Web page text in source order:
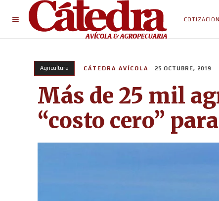
Agricultura CÁTEDRA AVÍCOLA 25 OCTUBRE, 2019
Más de 25 mil
“costo cero”